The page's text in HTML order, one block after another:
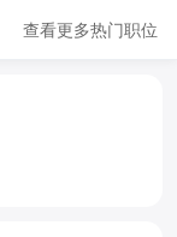
查看更多热门职位